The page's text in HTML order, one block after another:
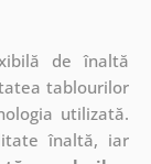
de înaltă
tablourilor
utilizată.
înaltă, iar